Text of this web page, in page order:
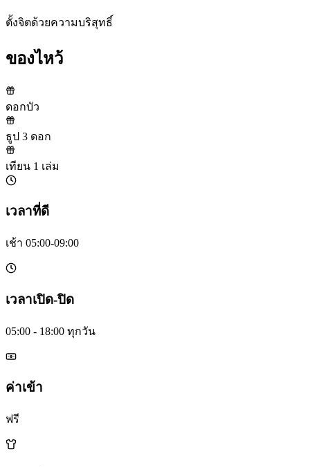
ตั้งจิตด้วยความบริสุทธิ์
ของไหว้
ดอกบัว
ธูป 3 ดอก
เทียน 1 เล่ม
เวลาที่ดี
เช้า 05:00-09:00
เวลาเปิด-ปิด
05:00 - 18:00 ทุกวัน
ค่าเข้า
ฟรี